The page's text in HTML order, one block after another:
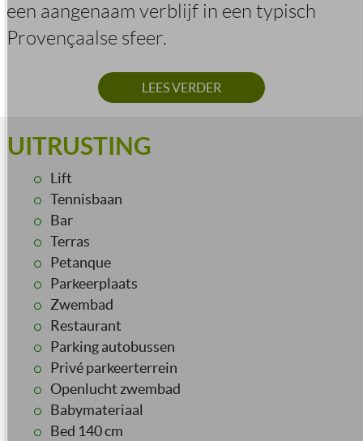
een aangenaam verblijf in een typisch
Provençaalse sfeer.
LEES VERDER
UITRUSTING
Lift
Tennisbaan
Bar
Terras
Petanque
Parkeerplaats
Zwembad
Restaurant
Parking autobussen
Privé parkeerterrein
Openlucht zwembad
Babymateriaal
Bed 140 cm